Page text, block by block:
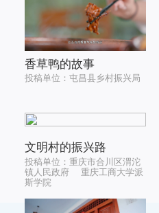
香草鸭的故事
投稿单位：屯昌县乡村振兴局
文明村的振兴路
投稿单位：重庆市合川区渭沱
镇人民政府 重庆工商大学派
斯学院